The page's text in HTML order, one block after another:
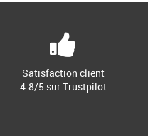
Satisfaction client
4.8/5 sur Trustpilot